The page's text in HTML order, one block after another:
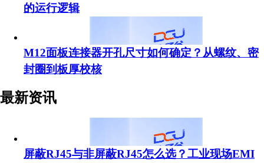
的运行逻辑
M12面板连接器开孔尺寸如何确定？从螺纹、密
封圈到板厚校核
最新资讯
屏蔽RJ45与非屏蔽RJ45怎么选？工业现场EMI